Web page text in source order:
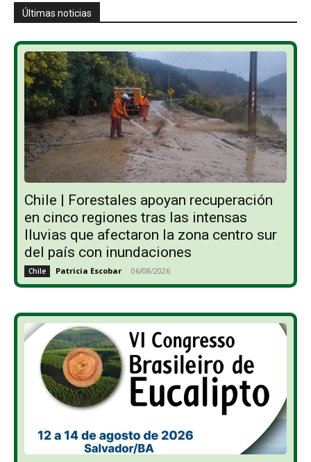
Últimas noticias
Chile | Forestales apoyan recuperación
en cinco regiones tras las intensas
lluvias que afectaron la zona centro sur
del país con inundaciones
Chile Patricia Escobar - 06/08/2026